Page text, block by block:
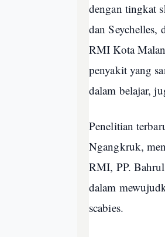
dengan tingkat
dan Seychelles,
RMI Kota
penyakit yang
dalam belajar,
Penelitian
Ngangkruk,
RMI, PP.
dalam
scabies.